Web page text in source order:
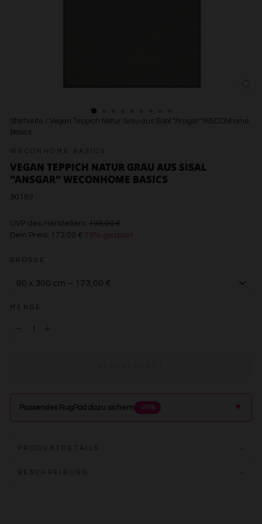
Startseite / Vegan Teppich Natur Grau aus Sisal "Ansgar" WECONhome
Basics
WECONHOME BASICS
VEGAN TEPPICH NATUR GRAU AUS SISAL
"ANSGAR" WECONHOME BASICS
30183
UVP des Herstellers: 199,00 €€199,00
Dein Preis: 173,00 € 13% gespart
GRÖSSE
MENGE
Passendes RugPad dazu sichern −20% ▲
PRODUKTDETAILS
BESCHREIBUNG